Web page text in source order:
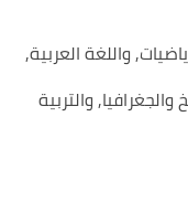
واللغة العربية,
والجغرافيا, والتربية